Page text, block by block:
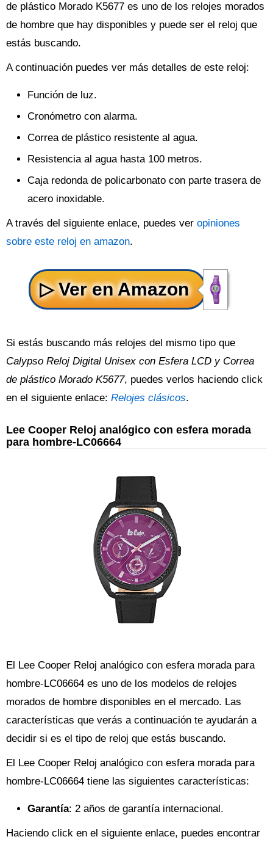
de plástico Morado K5677 es uno de los relojes morados
de hombre que hay disponibles y puede ser el reloj que
estás buscando.
A continuación puedes ver más detalles de este reloj:
Función de luz.
Cronómetro con alarma.
Correa de plástico resistente al agua.
Resistencia al agua hasta 100 metros.
Caja redonda de policarbonato con parte trasera de
acero inoxidable.
A través del siguiente enlace, puedes ver opiniones
sobre este reloj en amazon.
Si estás buscando más relojes del mismo tipo que
Calypso Reloj Digital Unisex con Esfera LCD y Correa
de plástico Morado K5677, puedes verlos haciendo click
en el siguiente enlace: Relojes clásicos.
Lee Cooper Reloj analógico con esfera morada
para hombre-LC06664
El Lee Cooper Reloj analógico con esfera morada para
hombre-LC06664 es uno de los modelos de relojes
morados de hombre disponibles en el mercado. Las
características que verás a continuación te ayudarán a
decidir si es el tipo de reloj que estás buscando.
El Lee Cooper Reloj analógico con esfera morada para
hombre-LC06664 tiene las siguientes características:
Garantía: 2 años de garantía internacional.
Haciendo click en el siguiente enlace, puedes encontrar